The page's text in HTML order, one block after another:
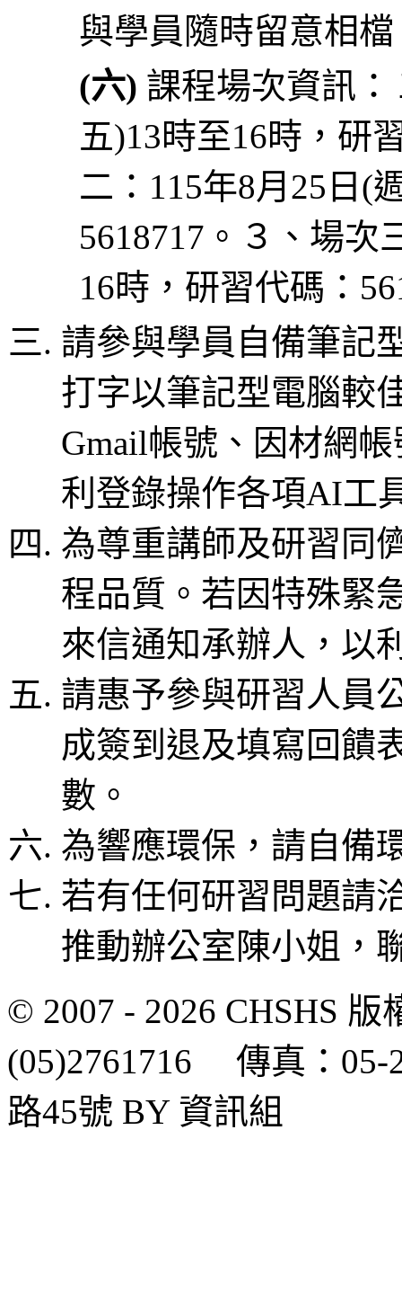
與學員隨時留意相
(六) 課程場次資訊
五)13時至16時，研
二：115年8月25日(
5618717。３、場次
16時，研習代碼：
請參與學員自備筆記
打字以筆記型電腦較
Gmail帳號、因材網
利登錄操作各項AI工
為尊重講師及研習同
程品質。若因特殊緊
來信通知承辦人，以
請惠予參與研習人員
成簽到退及填寫回饋
數。
為響應環保，請自備
若有任何研習問題請
推動辦公室陳小姐，
© 2007 - 2026 CHSHS
(05)2761716 傳真：05-
路45號 BY 資訊組